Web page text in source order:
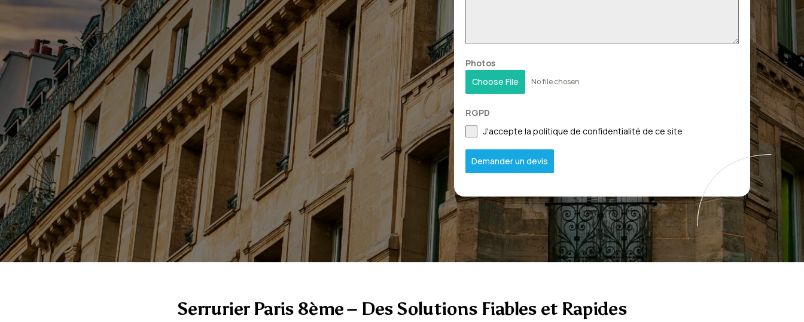
Photos
Choose File
No file chosen
RGPD
J'accepte la politique de confidentialité de ce site
Demander un devis
Serrurier Paris 8ème – Des Solutions Fiables et Rapides